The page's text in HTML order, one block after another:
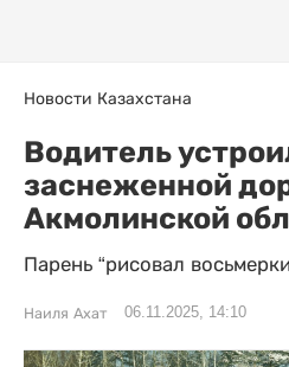
Новости Казахстана
Водитель
заснеженной
Акмолинской
Парень “рисовал
Наиля Ахат 06.11.2025, 14:10